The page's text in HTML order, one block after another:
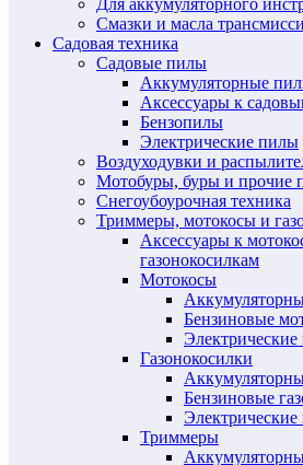
Смазки и масла
Садовая техника
Садовые пилы
Аккумуляторные
Аксессуары к
Бензопилы
Электрические пилы
Воздуходувки и
Мотобуры, буры и прочие
Снегоубоурочная техника
Триммеры, мотокосы и
Аксессуары к
газонокосилкам
Мотокосы
Бензиновые
Газонокосилки
Бензиновые
Электрические
Триммеры